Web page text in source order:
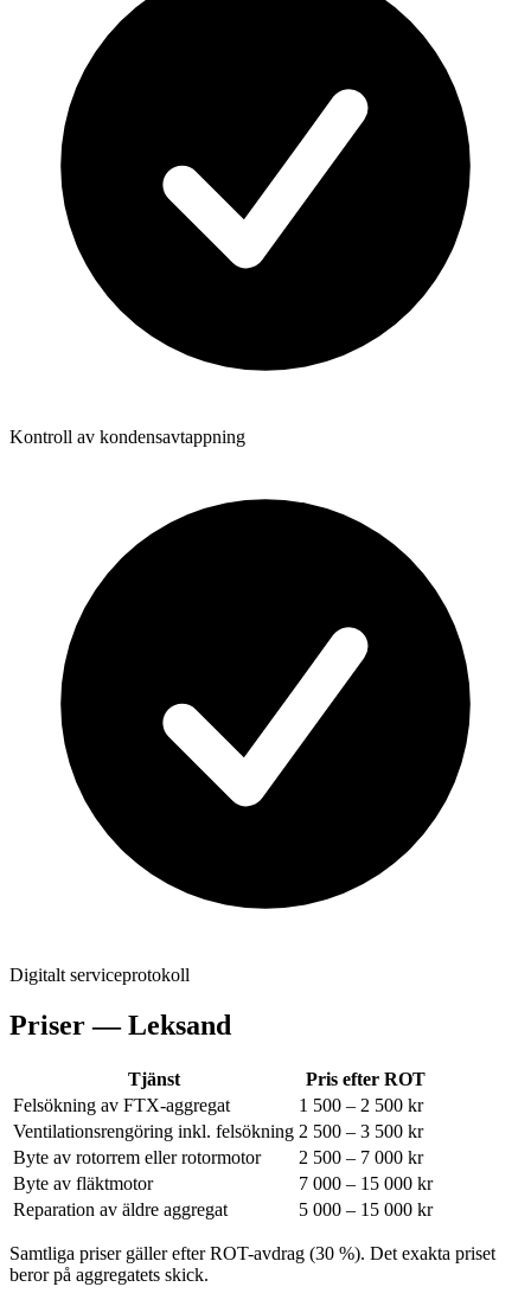
Kontroll av kondensavtappning
Digitalt serviceprotokoll
Priser —Leksand
Tjänst
Pris efter ROT
Felsökning av FTX-aggregat
1 500 – 2 500 kr
Ventilationsrengöring inkl. felsökning 2 500 – 3 500 kr
Byte av rotorrem eller rotormotor
2 500 – 7 000 kr
Byte av fläktmotor
7 000 – 15 000 kr
Reparation av äldre aggregat
5 000 – 15 000 kr
Samtliga priser gäller efter ROT-avdrag (30 %). Det exakta priset
beror på aggregatets skick.